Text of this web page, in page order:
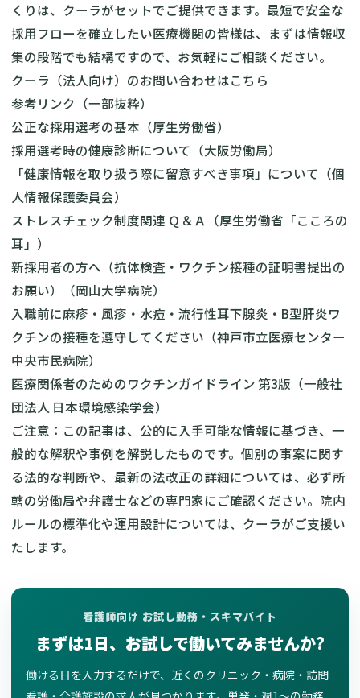
くりは、クーラがセットでご提供できます。最短で安全な
採用フローを確立したい医療機関の皆様は、まずは情報収
集の段階でも結構ですので、お気軽にご相談ください。
クーラ（法人向け）のお問い合わせはこちら
参考リンク（一部抜粋）
公正な採用選考の基本（厚生労働省）
採用選考時の健康診断について（大阪労働局）
「健康情報を取り扱う際に留意すべき事項」について（個
人情報保護委員会）
ストレスチェック制度関連 Ｑ＆Ａ（厚生労働省「こころの
耳」）
新採用者の方へ（抗体検査・ワクチン接種の証明書提出の
お願い）（岡山大学病院）
入職前に麻疹・風疹・水痘・流行性耳下腺炎・B型肝炎ワ
クチンの接種を遵守してください（神戸市立医療センター
中央市民病院）
医療関係者のためのワクチンガイドライン 第3版（一般社
団法人 日本環境感染学会）
ご注意：この記事は、公的に入手可能な情報に基づき、一
般的な解釈や事例を解説したものです。個別の事案に関す
る法的な判断や、最新の法改正の詳細については、必ず所
轄の労働局や弁護士などの専門家にご確認ください。院内
ルールの標準化や運用設計については、クーラがご支援い
たします。
看護師向け お試し勤務・スキマバイト
まずは1日、お試しで働いてみませんか?
働ける日を入力するだけで、近くのクリニック・病院・訪問